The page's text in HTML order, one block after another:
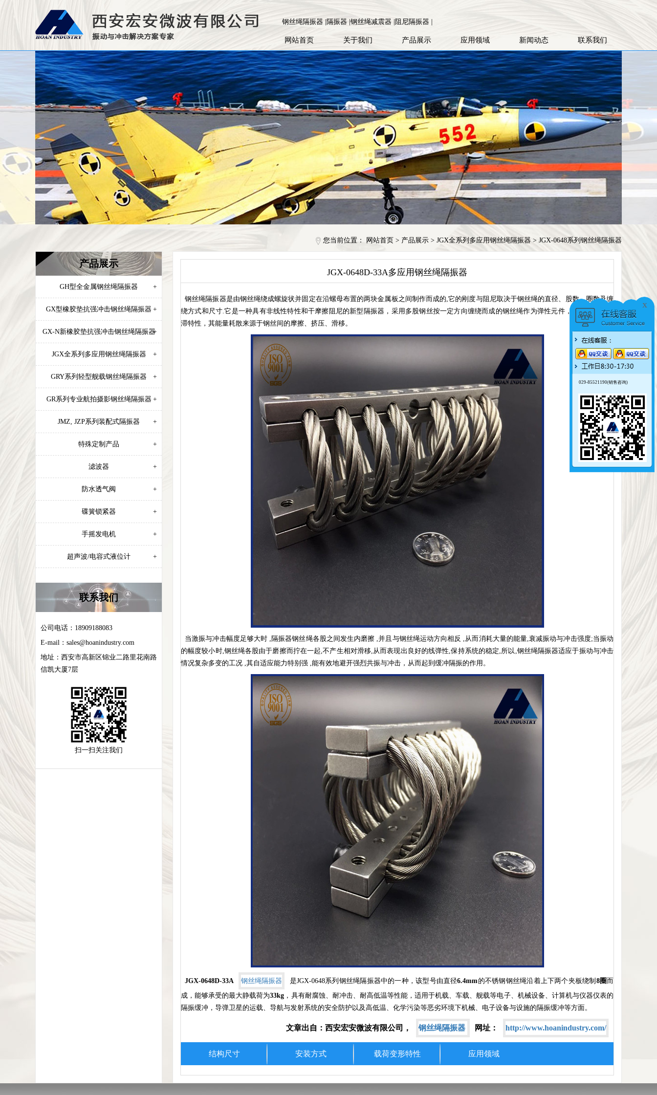
钢丝绳隔振器 |隔振器 |钢丝绳减震器 |阻尼隔振器 |
网站首页 关于我们 产品展示 应用领域 新闻动态 联系我们
您当前位置： 网站首页 > 产品展示 > JGX全系列多应用钢丝绳隔振器 > JGX-0648系列钢丝绳隔振器
产品展示
GH型全金属钢丝绳隔振器 +
GX型橡胶垫抗强冲击钢丝绳隔振器 +
GX-N新橡胶垫抗强冲击钢丝绳隔振器+
JGX全系列多应用钢丝绳隔振器 +
GRY系列轻型舰载钢丝绳隔振器 +
GR系列专业航拍摄影钢丝绳隔振器 +
JMZ, JZP系列装配式隔振器 +
特殊定制产品 +
滤波器 +
防水透气阀 +
碟簧锁紧器 +
手摇发电机 +
超声波/电容式液位计 +
联系我们
公司电话：18909188083
E-mail： sales@hoanindustry.com
地址： 西安市高新区锦业二路里花南路
信凯大厦7层
扫一扫关注我们
JGX-0648D-33A多应用钢丝绳隔振器
钢丝绳隔振器是由钢丝绳绕成螺旋状并固定在沿螺母布置的两块金属板之间制作而成的,它的刚度与阻尼取决于钢丝绳的直径、股数、圈数及缠
绕方式和尺寸.它是一种具有非线性特性和干摩擦阻尼的新型隔振器，采用多股钢丝按一定方向缠绕而成的钢丝绳作为弹性元件，具有明显的迟
滞特性，其能量耗散来源于钢丝间的摩擦、挤压、滑移。
当激振与冲击幅度足够大时 ,隔振器钢丝绳各股之间发生内磨擦 ,并且与钢丝绳运动方向相反 ,从而消耗大量的能量,衰减振动与冲击强度;当振动
的幅度较小时,钢丝绳各股由于磨擦而拧在一起,不产生相对滑移,从而表现出良好的线弹性,保持系统的稳定,所以,钢丝绳隔振器适应于振动与冲击
情况复杂多变的工况 ,其自适应能力特别强 ,能有效地避开强烈共振与冲击，从而起到缓冲隔振的作用。
JGX-0648D-33A 钢丝绳隔振器 是JGX-0648系列钢丝绳隔振器中的一种，该型号由直径6.4mm的不锈钢钢丝绳沿着上下两个夹板绕制 8圈 而
成，能够承受的最大静载荷为33kg ，具有耐腐蚀、耐冲击、耐高低温等性能，适用于机载、车载、舰载等电子、机械设备、计算机与仪器仪表的
隔振缓冲，导弹卫星的运载、导航与发射系统的安全防护以及高低温、化学污染等恶劣环境下机械、电子设备与设施的隔振缓冲等方面。
文章出自：西安宏安微波有限公司， 钢丝绳隔振器 网址： http://www.hoanindustry.com/
结构尺寸 安装方式 载荷变形特性 应用领域
x
029-85521190(销售咨询)